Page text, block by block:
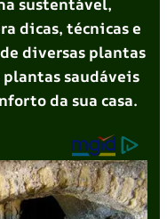
dicas, técnicas e
diversas plantas
saudáveis
da sua casa.